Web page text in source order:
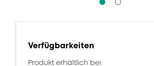
Verfügbarkeiten
Produkt erhältlich bei: